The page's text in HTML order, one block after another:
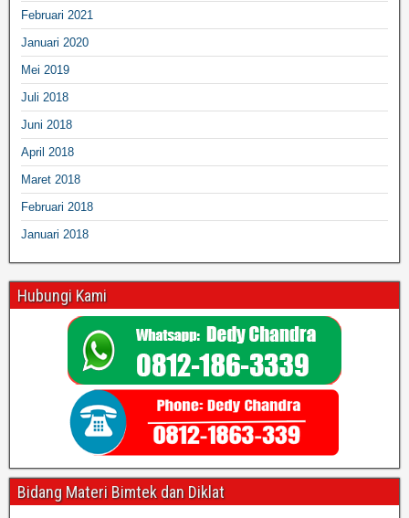
Februari 2021
Januari 2020
Mei 2019
Juli 2018
Juni 2018
April 2018
Maret 2018
Februari 2018
Januari 2018
Hubungi Kami
Bidang Materi Bimtek dan Diklat